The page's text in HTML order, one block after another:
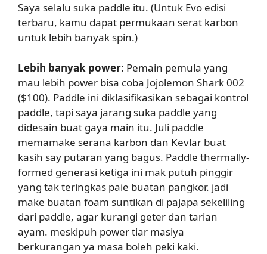
Saya selalu suka paddle itu. (Untuk Evo edisi
terbaru, kamu dapat permukaan serat karbon
untuk lebih banyak spin.)
Lebih banyak power: Pemain pemula yang
mau lebih power bisa coba Jojolemon Shark 002
($100). Paddle ini diklasifikasikan sebagai kontrol
paddle, tapi saya jarang suka paddle yang
didesain buat gaya main itu. Juli paddle
memamake serana karbon dan Kevlar buat
kasih say putaran yang bagus. Paddle thermally-
formed generasi ketiga ini mak putuh pinggir
yang tak teringkas paie buatan pangkor. jadi
make buatan foam suntikan di pajapa sekeliling
dari paddle, agar kurangi geter dan tarian
ayam. meskipuh power tiar masiya
berkurangan ya masa boleh peki kaki.